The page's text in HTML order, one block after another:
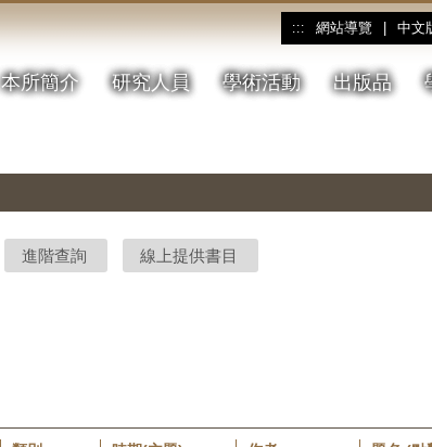
::: 網站導覽 中文
本所簡介 研究人員 學術活動 出版品
進階查詢 線上提供書目